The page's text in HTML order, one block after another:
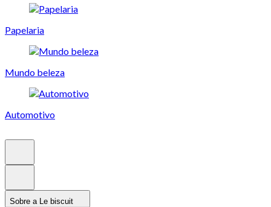
Papelaria
Mundo beleza
Automotivo
Sobre a Le biscuit